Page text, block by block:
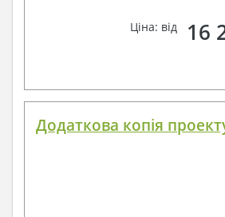
Ціна: від 16
Додаткова копія